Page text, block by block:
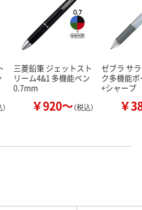
三菱鉛筆 ジェットスト
リーム4&1 多機能ペン
0.7mm
￥920～（税込）
ゼブラ サ
ク多機能
+シャープ
￥